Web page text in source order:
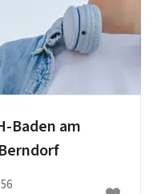
Baden am